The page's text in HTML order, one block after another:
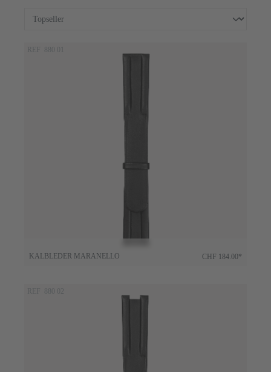
REF 880 01
KALBLEDER MARANELLO CHF 184.00*
REF 880 02